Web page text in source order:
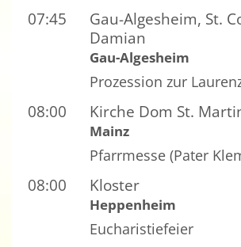
07:45
Gau-Algesheim, St.
Damian
Gau-Algesheim
Prozession zur
08:00 Kirche Dom St.
Mainz
Pfarrmesse (Pater
08:00 Kloster
Heppenheim
Eucharistiefeier